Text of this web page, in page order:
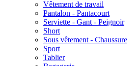
Vêtement de travail
Pantalon - Pantacourt
Serviette - Gant - Peignoir
Short
Sous vêtement - Chaussure
Sport
Tablier